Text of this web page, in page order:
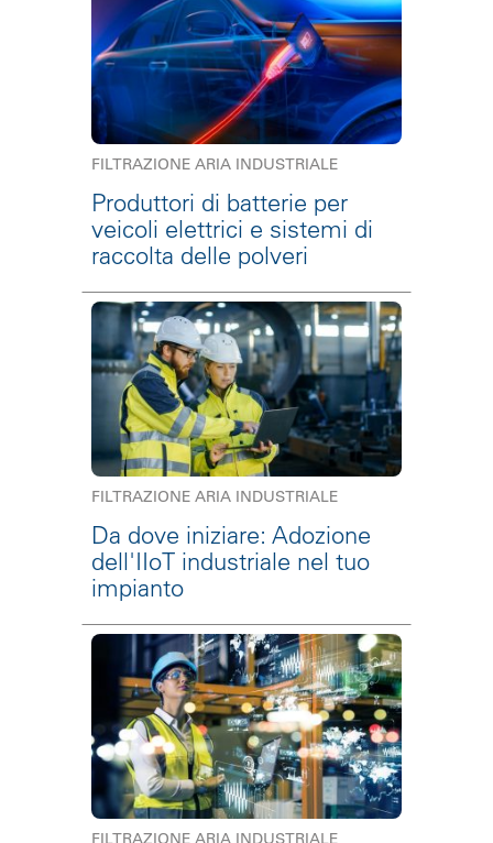
FILTRAZIONE ARIA INDUSTRIALE
Produttori di batterie per
veicoli elettrici e sistemi di
raccolta delle polveri
FILTRAZIONE ARIA INDUSTRIALE
Da dove iniziare: Adozione
dell'IIoT industriale nel tuo
impianto
FILTRAZIONE ARIA INDUSTRIALE